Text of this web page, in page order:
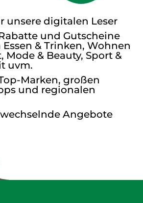
unsere digitalen Leser
und Gutscheine
& Trinken, Wohnen
Mode & Beauty, Sport &
uvm.
Marken, großen
und regionalen
Angebote